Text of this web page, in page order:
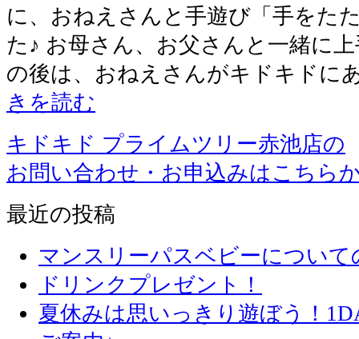
に、おねえさんと手遊び「手をた
た♪ お母さん、お父さんと一緒に
の後は、おねえさんがキドキドに
きを読む
キドキド プライムツリー赤池店の
お問い合わせ・お申込みはこちら
最近の投稿
マンスリーパスベビーについて
ドリンクプレゼント！
夏休みは思いっきり遊ぼう！